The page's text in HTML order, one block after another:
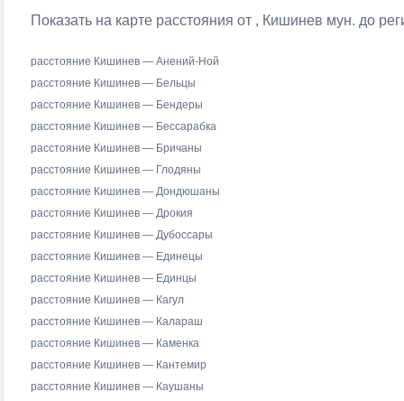
Показать на карте расстояния от , Кишинев мун. до
расстояние Кишинев — Анений-Ной
расстояние Кишинев — Бельцы
расстояние Кишинев — Бендеры
расстояние Кишинев — Бессарабка
расстояние Кишинев — Бричаны
расстояние Кишинев — Глодяны
расстояние Кишинев — Дондюшаны
расстояние Кишинев — Дрокия
расстояние Кишинев — Дубоссары
расстояние Кишинев — Единецы
расстояние Кишинев — Единцы
расстояние Кишинев — Кагул
расстояние Кишинев — Калараш
расстояние Кишинев — Каменка
расстояние Кишинев — Кантемир
расстояние Кишинев — Каушаны